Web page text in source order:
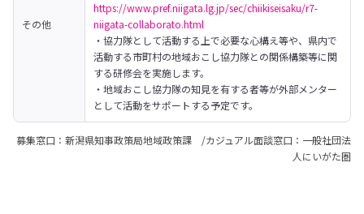
その他
https://www.pref.niigata.lg.jp/sec/chiikiseisaku/r7-
niigata-collaborato.html
・協力隊として活動する上で必要な心構え等や、県内で
活動する市町村の地域おこし協力隊との関係構築等に関
する研修会を実施します。
・地域おこし協力隊の知見を有する者等が外部メンター
として活動をサポートする予定です。
募集窓口：新潟県知事政策局地域政策課 /カジュアル面談窓口：一般社団法
人にいがた圏